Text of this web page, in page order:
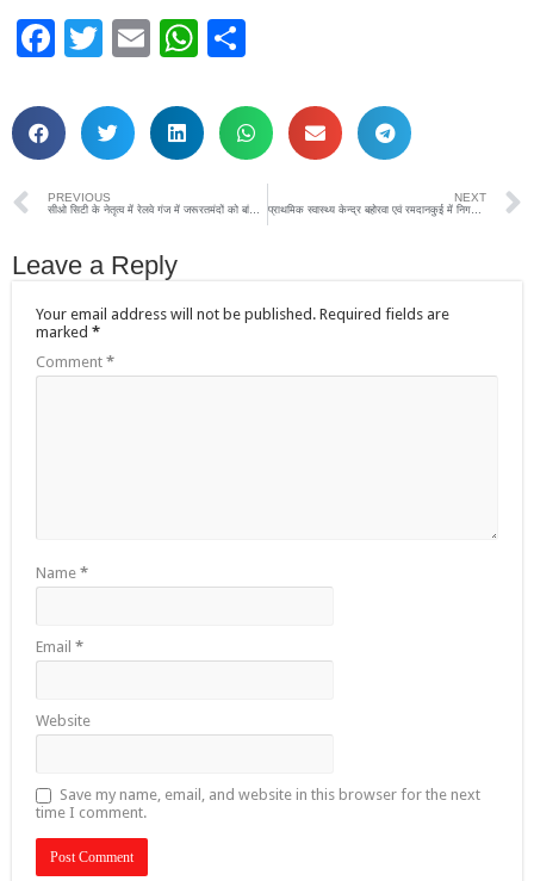
Facebook
Twitter
EmailWhatsApp
PREVIOUS
सीओ सिटी के नेतृत्व में रेलवे गंज में जरूरतमंदों को बांटा गया भोजन, पुलिस के नेक काम की हर कोई कर रहा सराहना
NEXT
प्राथमिक स्वास्थ्य केन्द्र बहोरवा एवं रमदानकुई में निगरानी समिति की बैठक
Leave a Reply
Your email address will not be published. Required fields are
marked *
Comment *
Name *
Email *
Website
Save my name, email, and website in this browser for the next
time I comment.